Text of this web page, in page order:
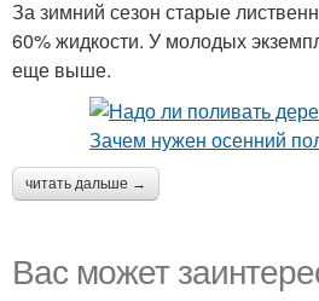
За зимний сезон старые
60% жидкости. У молодых
еще выше.
читать дальше →
Вас может